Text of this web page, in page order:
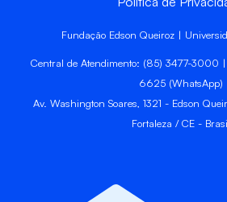
Fundação Edson Queiroz |
Central de Atendimento: (85) 3477-
6625 (WhatsApp)
Av. Washington Soares, 1321 - Edson
Fortaleza / CE -